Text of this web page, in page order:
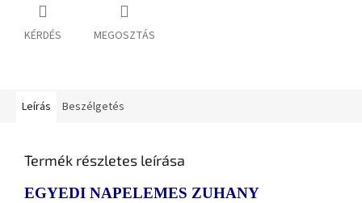
KÉRDÉS MEGOSZTÁS
Leírás Beszélgetés
Termék részletes leírása
EGYEDI NAPELEMES ZUHANY